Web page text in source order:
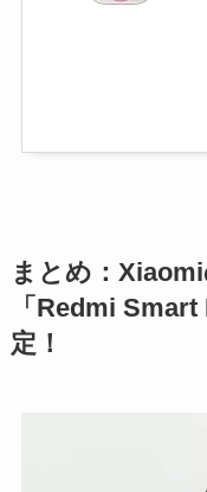
まとめ：
「Redmi
定！